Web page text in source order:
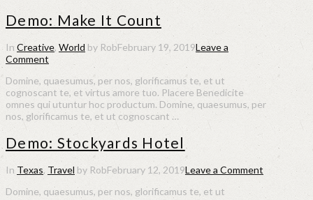
Demo: Make It Count
InCreative, World by RobFebruary 19, 2019Leave a
Comment
Domine, quaesumus, per nos, glorificamus te, et ut
cognoscant te, et virtus amore tuo. Placere Benedicite
omnes qui utuntur hoc productum. Domine, quaesumus, per
nos, glorificamus te, et ut cognoscant …
Demo: Stockyards Hotel
In Texas, Travel by RobFebruary 12, 2019Leave a Comment
Domine, quaesumus, per nos, glorificamus te, et ut